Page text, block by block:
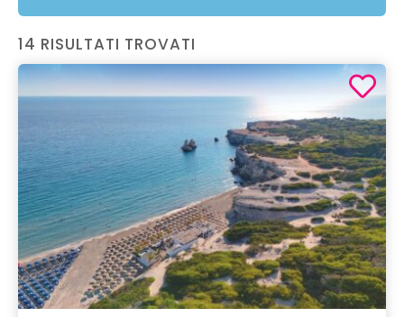
14 RISULTATI TROVATI